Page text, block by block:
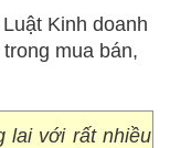
Kinh doanh
mua bán,
lai với rất nhiều